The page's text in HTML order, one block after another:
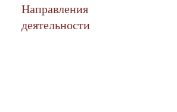
Направления
деятельности